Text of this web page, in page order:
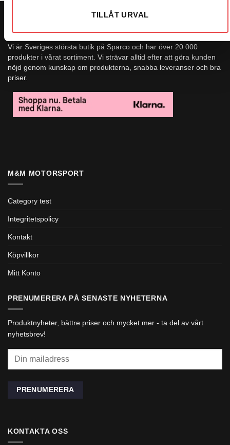
TILLÅT URVAL
Vi är Sveriges största butik på Sparco och har över 20 000
produkter i vårat sortiment. Vi strävar alltid efter att göra kunden
nöjd genom kunskap om produkterna, snabba leveranser och bra
priser.
M&M MOTORSPORT
Category test
Integritetspolicy
Kontakt
Köpvillkor
Mitt Konto
PRENUMERERA PÅ SENASTE NYHETERNA
Produktnyheter, bättre priser och mycket mer - ta del av vårt
nyhetsbrev!
KONTAKTA OSS